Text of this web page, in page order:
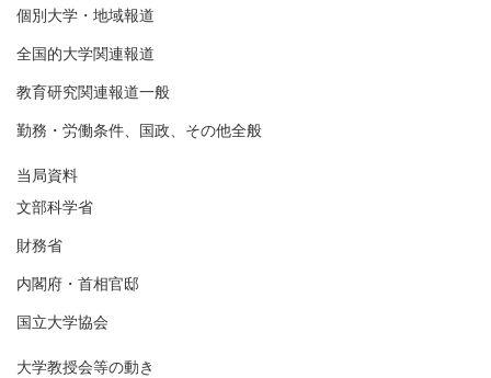
個別大学・地域報道
全国的大学関連報道
教育研究関連報道一般
勤務・労働条件、国政、その他全般
当局資料
文部科学省
財務省
内閣府・首相官邸
国立大学協会
大学教授会等の動き